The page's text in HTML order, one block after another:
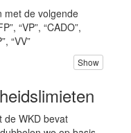
met de volgende
“VP”, “CADO”,
“VV”
Show
de WKD bevat